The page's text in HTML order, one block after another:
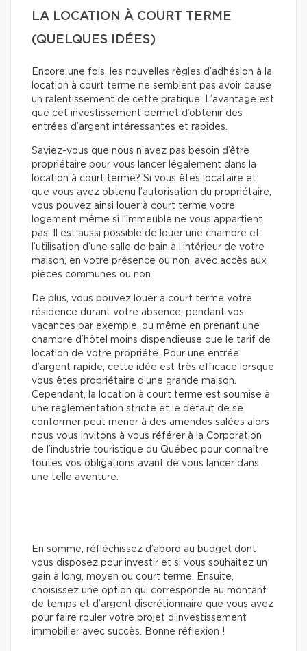
LA LOCATION À COURT TERME
(QUELQUES IDÉES)
Encore une fois, les nouvelles règles d’adhésion à la
location à court terme ne semblent pas avoir causé
un ralentissement de cette pratique. L’avantage est
que cet investissement permet d’obtenir des
entrées d’argent intéressantes et rapides.
Saviez-vous que nous n’avez pas besoin d’être
propriétaire pour vous lancer légalement dans la
location à court terme? Si vous êtes locataire et
que vous avez obtenu l’autorisation du propriétaire,
vous pouvez ainsi louer à court terme votre
logement même si l’immeuble ne vous appartient
pas. Il est aussi possible de louer une chambre et
l’utilisation d’une salle de bain à l’intérieur de votre
maison, en votre présence ou non, avec accès aux
pièces communes ou non.
De plus, vous pouvez louer à court terme votre
résidence durant votre absence, pendant vos
vacances par exemple, ou même en prenant une
chambre d’hôtel moins dispendieuse que le tarif de
location de votre propriété. Pour une entrée
d’argent rapide, cette idée est très efficace lorsque
vous êtes propriétaire d’une grande maison.
Cependant, la location à court terme est soumise à
une règlementation stricte et le défaut de se
conformer peut mener à des amendes salées alors
nous vous invitons à vous référer à la Corporation
de l’industrie touristique du Québec pour connaître
toutes vos obligations avant de vous lancer dans
une telle aventure.
En somme, réfléchissez d’abord au budget dont
vous disposez pour investir et si vous souhaitez un
gain à long, moyen ou court terme. Ensuite,
choisissez une option qui corresponde au montant
de temps et d’argent discrétionnaire que vous avez
pour faire rouler votre projet d’investissement
immobilier avec succès. Bonne réflexion !